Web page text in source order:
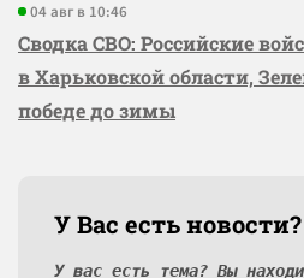
04 авг в 10:46
Сводка СВО: Российские
в Харьковской области,
победе до зимы
У Вас есть новости?
У вас есть тема? Вы